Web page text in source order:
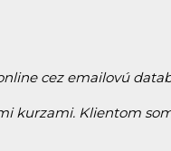
cez emailovú
kurzami. Klientom